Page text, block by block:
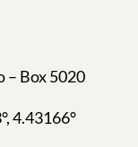
– Box 5020
4.43166°